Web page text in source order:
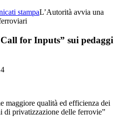
stampaL’Autorità avvia una
for Inputs” sui pedaggi
maggiore qualità ed efficienza dei
di privatizzazione delle ferrovie”